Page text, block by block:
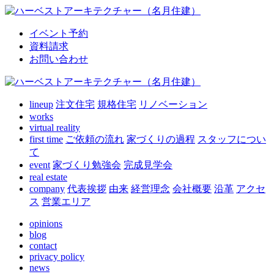
イベント予約
資料請求
お問い合わせ
lineup 注文住宅 規格住宅 リノベーション
works
virtual reality
first time ご依頼の流れ 家づくりの過程 スタッフについ
て
event 家づくり勉強会 完成見学会
real estate
company 代表挨拶 由来 経営理念 会社概要 沿革 アクセ
ス 営業エリア
opinions
blog
contact
privacy policy
news